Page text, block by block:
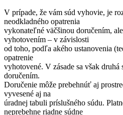
V prípade, že vám súd vyhovie, je
neodkladného opatrenia
vykonateľné väčšinou doručením,
vyhotovením – v závislosti
od toho, podľa akého ustanovenia
opatrenie
vyhotovené. V zásade sa však
doručením.
Doručenie môže prebehnúť aj
vyvesené aj na
úradnej tabuli príslušného súdu.
neprebehne riadne súdne